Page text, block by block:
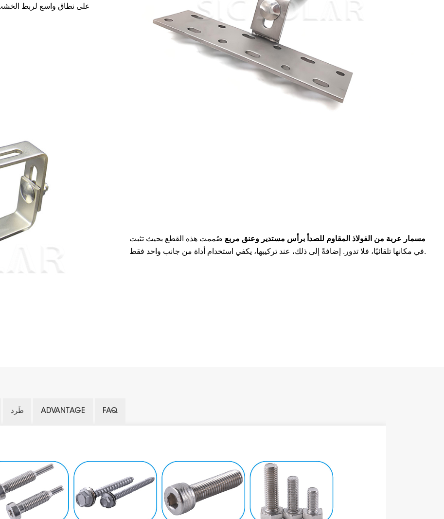
على نطاق واسع لربط الخشب
مسمار عربة من الفولاذ المقاوم للصدأ برأس مستدير وعنق مربع صُممت هذه القطع بحيث تثبت
في مكانها تلقائيًا، فلا تدور. إضافةً إلى ذلك، عند تركيبها، يكفي استخدام أداة من جانب واحد فقط.
طَرد ADVANTAGE FAQ